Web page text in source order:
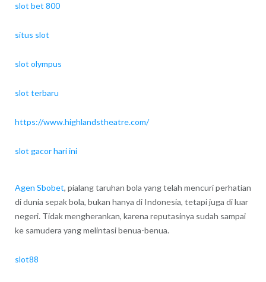
slot bet 800
situs slot
slot olympus
slot terbaru
https://www.highlandstheatre.com/
slot gacor hari ini
Agen Sbobet, pialang taruhan bola yang telah mencuri perhatian
di dunia sepak bola, bukan hanya di Indonesia, tetapi juga di luar
negeri. Tidak mengherankan, karena reputasinya sudah sampai
ke samudera yang melintasi benua-benua.
slot88